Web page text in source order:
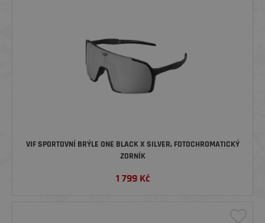
VIF SPORTOVNÍ BRÝLE ONE BLACK X SILVER, FOTOCHROMATICKÝ
ZORNÍK
1 799Kč